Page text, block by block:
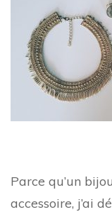
Parce qu’un
accessoire, j’ai